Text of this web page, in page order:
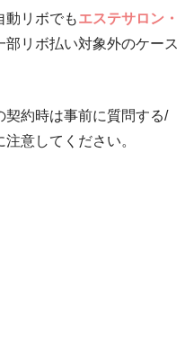
動リボでもエステサロン・
部リボ払い対象外のケース
契約時は事前に質問する/
意してください。